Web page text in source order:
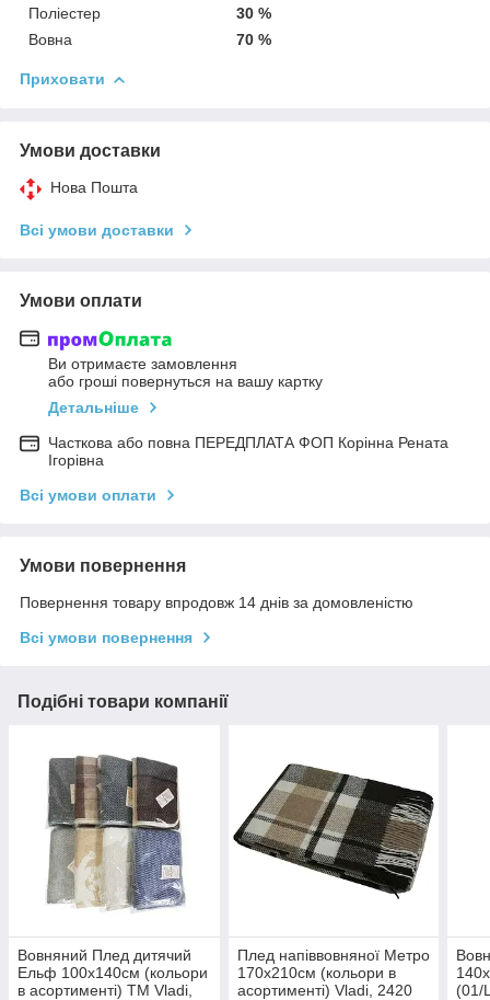
Поліестер
30 %
Вовна
70 %
Приховати
Умови доставки
Нова Пошта
Всі умови доставки
Умови оплати
Ви отримаєте замовлення
або гроші повернуться на вашу картку
Детальніше
Часткова або повна ПЕРЕДПЛАТА ФОП Корінна Рената
Ігорівна
Всі умови оплати
Умови повернення
Повернення товару впродовж 14 днів за домовленістю
Всі умови повернення
Подібні товари компанії
Вовняний Плед дитячий
Ельф 100х140см (кольори
в асортименті) ТМ Vladi,
Плед напіввовняної Метро
170х210см (кольори в
асортименті) Vladi, 2420
(01/